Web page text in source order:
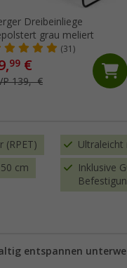
Dreibeinliege
grau meliert
(31)
99 €
139,- €
(RPET) Ultraleicht
cm
Inklusive
entspannen